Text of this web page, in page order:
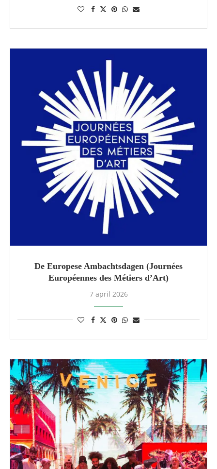
De Europese Ambachtsdagen (Journées
Européennes des Métiers d’Art)
7 april 2026